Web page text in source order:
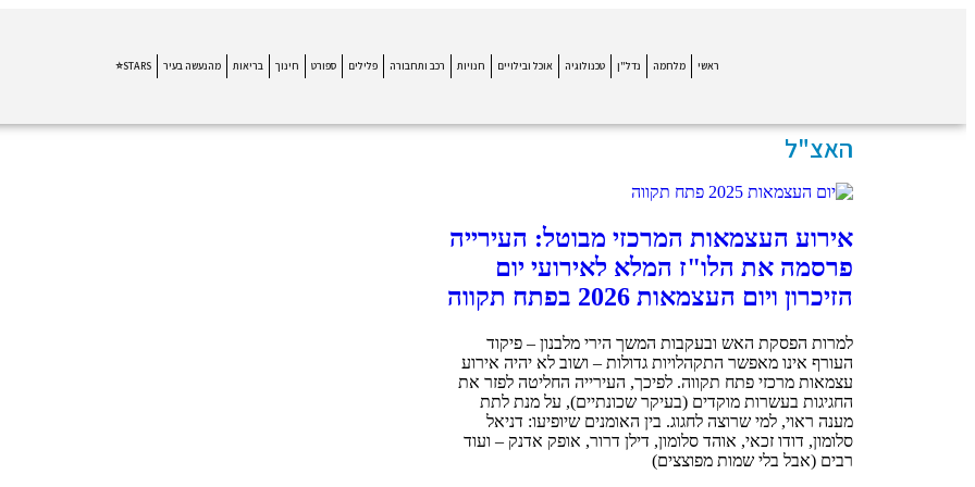
ראשי מלחמה נדל"ן טכנולוגיה אוכל ובילויים חנויות רכב ותחבורה פלילים ספורט חינוך בריאות מהנעשה בעיר STARS⭐
האצ"ל
אירוע העצמאות המרכזי מבוטל: העירייה
פרסמה את הלו"ז המלא לאירועי יום
הזיכרון ויום העצמאות 2026 בפתח תקווה
למרות הפסקת האש ובעקבות המשך הירי מלבנון – פיקוד
העורף אינו מאפשר התקהלויות גדולות – ושוב לא יהיה אירוע
עצמאות מרכזי פתח תקווה. לפיכך, העירייה החליטה לפזר את
החגיגות בעשרות מוקדים (בעיקר שכונתיים), על מנת לתת
מענה ראוי, למי שרוצה לחגוג. בין האומנים שיופיעו: דניאל
סלומון, דודו זכאי, אוהד סלומון, דילן דרור, אופק אדנק – ועוד
רבים (אבל בלי שמות מפוצצים)